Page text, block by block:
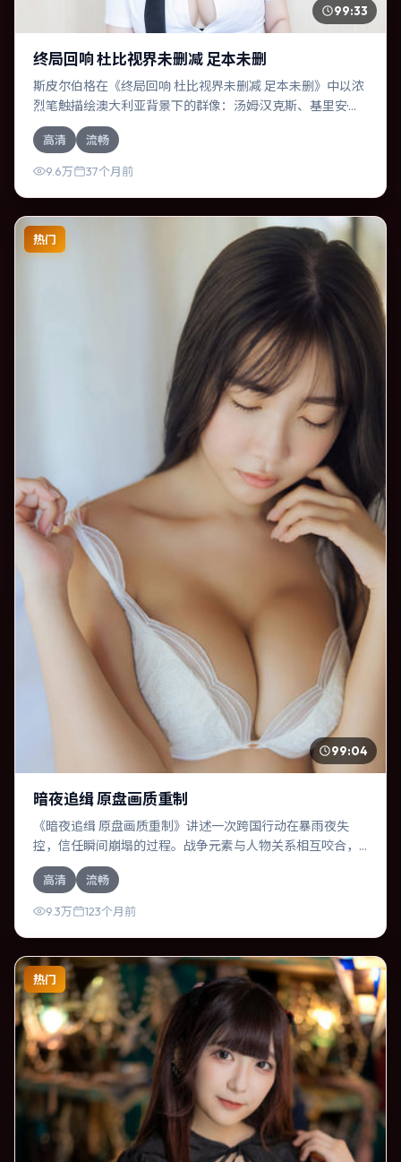
99:33
终局回响 杜比视界未删减 足本未删
斯皮尔伯格在《终局回响 杜比视界未删减 足本未删》中以浓
烈笔触描绘澳大利亚背景下的群像：汤姆·汉克斯、基里安·墨
菲等演员层次丰富。作为一部爱情作品，故事从日常裂缝切
入，逐步推向不可逆转的结局；视听语言统一，情感落点克
制有力。
高清 流畅
9.6万 37个月前
热门
99:04
暗夜追缉 原盘画质重制
《暗夜追缉 原盘画质重制》讲述一次跨国行动在暴雨夜失
控，信任瞬间崩塌的过程。战争元素与人物关系相互咬合，
长泽雅美、廖凡的对手戏尤为出彩。导演诺兰善于在长镜头
中积蓄张力，本片亦在英国实地取景，增强真实质感。
高清 流畅
9.3万 123个月前
热门